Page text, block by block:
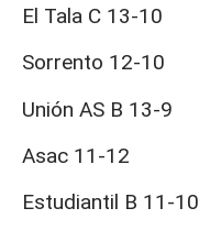
El Tala C 13-10
Sorrento 12-10
Unión AS B 13-9
Asac 11-12
Estudiantil B 11-10